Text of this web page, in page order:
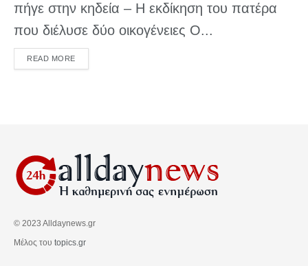
πήγε στην κηδεία – Η εκδίκηση του πατέρα
που διέλυσε δύο οικογένειες Ο...
READ MOREDETAILS
© 2023 Alldaynews.gr
Μέλος του topics.gr